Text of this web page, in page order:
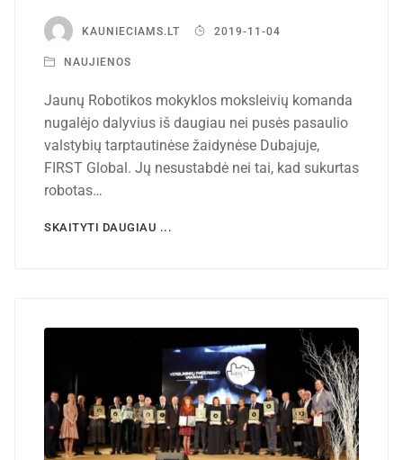
KAUNIECIAMS.LT 2019-11-04
NAUJIENOS
Jaunų Robotikos mokyklos moksleivių komanda
nugalėjo dalyvius iš daugiau nei pusės pasaulio
valstybių tarptautinėse žaidynėse Dubajuje,
FIRST Global. Jų nesustabdė nei tai, kad sukurtas
robotas…
SKAITYTI DAUGIAU ...